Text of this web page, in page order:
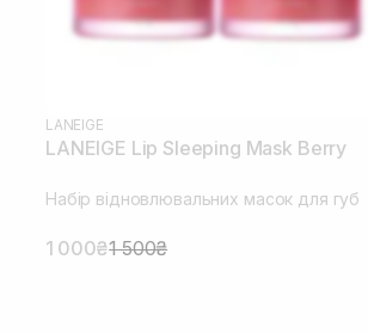
LANEIGE
LANEIGE Lip Sleeping Mask Berry
Набір відновлювальних масок для губ
1 000₴1 500₴